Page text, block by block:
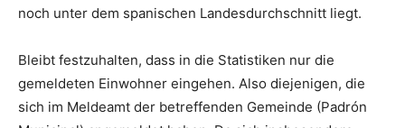
noch unter dem spanischen Landesdurchschnitt liegt.
Bleibt festzuhalten, dass in die Statistiken nur die
gemeldeten Einwohner eingehen. Also diejenigen, die
sich im Meldeamt der betreffenden Gemeinde (Padrón